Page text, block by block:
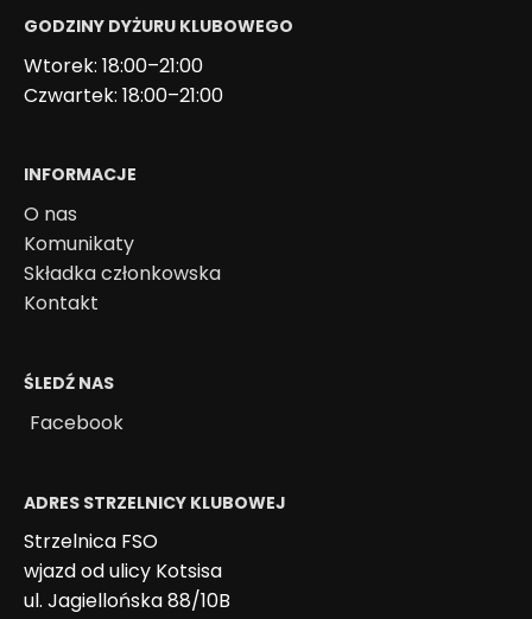
GODZINY DYŻURU KLUBOWEGO
Wtorek: 18:00–21:00
Czwartek: 18:00–21:00
INFORMACJE
O nas
Komunikaty
Składka członkowska
Kontakt
ŚLEDŹ NAS
Facebook
ADRES STRZELNICY KLUBOWEJ
Strzelnica FSO
wjazd od ulicy Kotsisa
ul. Jagiellońska 88/10B